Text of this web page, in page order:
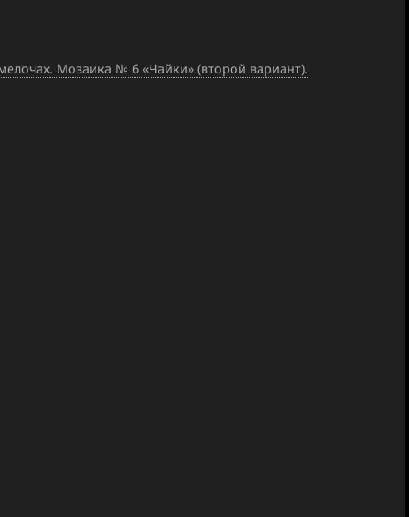
Мозаика № 6 «Чайки» (второй вариант).